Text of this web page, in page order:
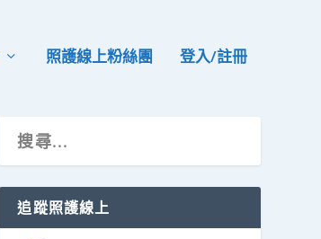
照護線上粉絲團 登入/註冊
追蹤照護線上